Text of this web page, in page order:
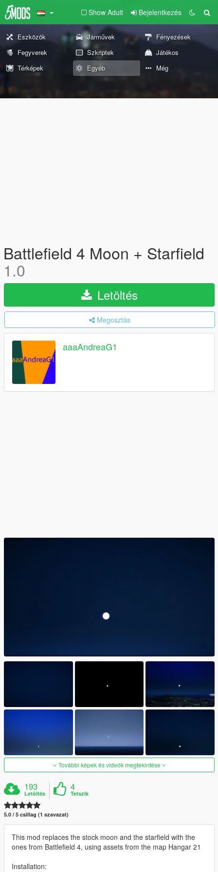
Show Adult Bejelentkezés
Eszközök Járművek
Fényezések
Fegyverek
Szkriptek
Játékos
Térképek
Egyéb Még
Battlefield 4 Moon + Starfield
1.0
Letöltés
Megosztás
aaaAndreaG1
További képek és videók megtekintése
193
Letöltés
4
Tetszik
5.0 / 5 csillag (1 szavazat)
This mod replaces the stock moon and the starfield with the
ones from Battlefield 4, using assets from the map Hangar 21
Installation: